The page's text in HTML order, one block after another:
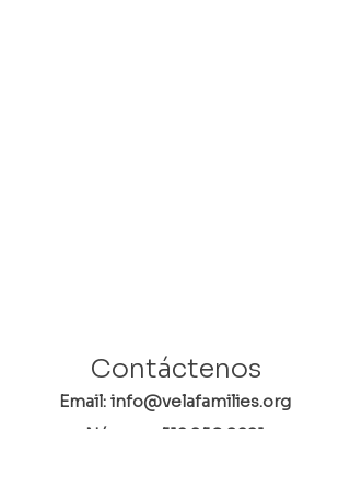
Contáctenos
Email: info@velafamilies.org
Número:
512.850.8281